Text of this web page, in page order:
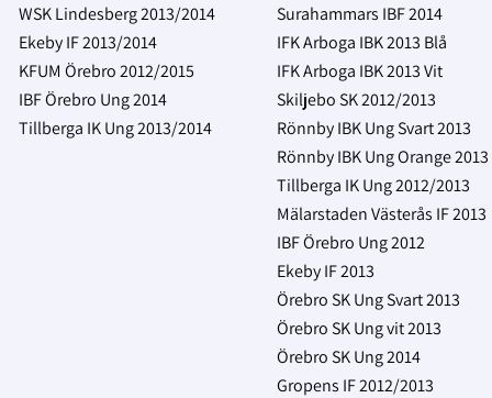
WSK Lindesberg 2013/2014
Surahammars IBF 2014
Ekeby IF 2013/2014
IFK Arboga IBK 2013 Blå
KFUM Örebro 2012/2015
IFK Arboga IBK 2013 Vit
IBF Örebro Ung 2014
Skiljebo SK 2012/2013
Tillberga IK Ung 2013/2014
Rönnby IBK Ung Svart 2013
Rönnby IBK Ung Orange 2013
Tillberga IK Ung 2012/2013
Mälarstaden Västerås IF 2013
IBF Örebro Ung 2012
Ekeby IF 2013
Örebro SK Ung Svart 2013
Örebro SK Ung vit 2013
Örebro SK Ung 2014
Gropens IF 2012/2013